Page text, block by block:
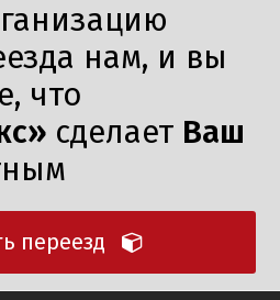
нам, и вы
что
сделает Ваш
переезд